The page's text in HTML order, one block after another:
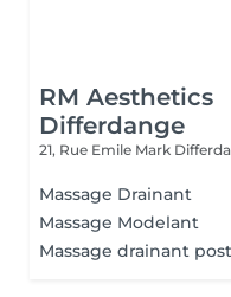
RM Aesthetics
Differdange
21, Rue Emile Mark
Massage Drainant
Massage Modelant
Massage drainant